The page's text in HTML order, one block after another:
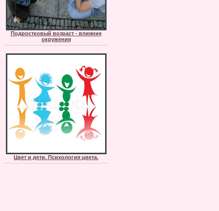
Подростковый возраст - влияние
окружения
Цвет и дети. Психология цвета.